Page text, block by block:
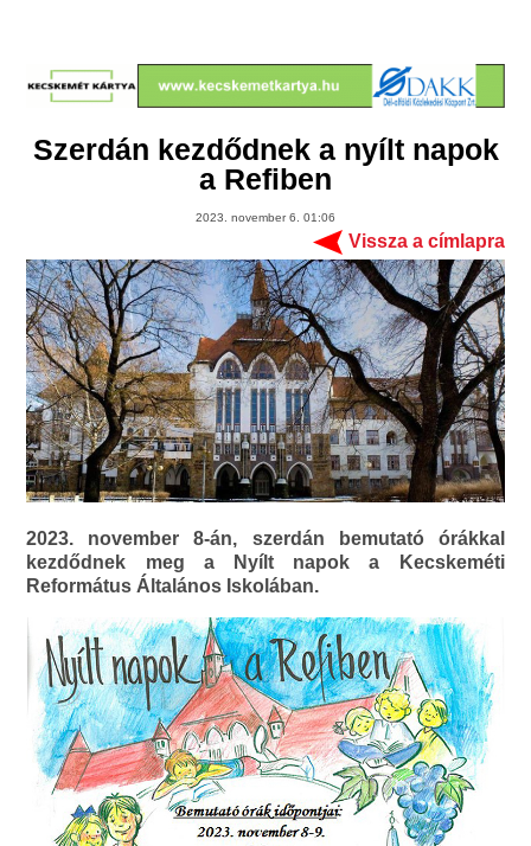
Szerdán kezdődnek a nyílt napok
a Refiben
2023. november 6. 01:06
Vissza a címlapra
2023. november 8-án, szerdán bemutató órákkal
kezdődnek meg a Nyílt napok a Kecskeméti
Református Általános Iskolában.